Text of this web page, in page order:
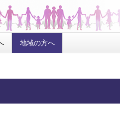
地域の方へ